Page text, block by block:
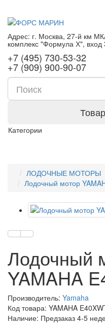
Адрес: г. Москва, 27-й км
комплекс "Формула Х", вход
+7 (495) 730-53-32
+7 (909) 900-90-07
Категории
ЛОДОЧНЫЕ МОТОРЫ
Лодочный мотор
Лодочный
YAMAHA
Производитель: Yamaha
Код товара: YAMAHA
Наличие: Предзаказ 4-5